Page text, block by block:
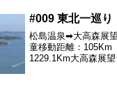
た。駐車場料金係の
#009 東北一
松島温泉➡大高森展
童移動距離：
1229.1Km大高森展望